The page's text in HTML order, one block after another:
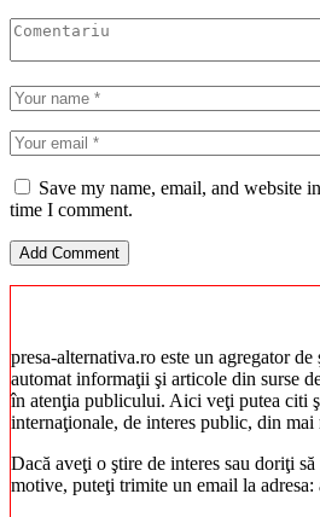
Save my name, email, and website
time I comment.
presa-alternativa.ro este un agregator
automat informaţii şi articole din surse
în atenţia publicului. Aici veţi putea citi
internaţionale, de interes public, din
Dacă aveţi o ştire de interes sau doriţi
motive, puteţi trimite un email la